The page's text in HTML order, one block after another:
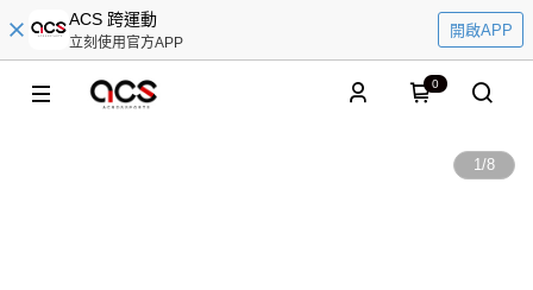
ACS 跨運動
立刻使用官方APP
開啟APP
0
1/8